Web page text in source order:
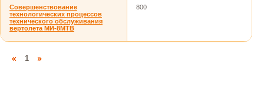
Совершенствование
технологических процессов
технического обслуживания
вертолета МИ-8МТВ
800
1